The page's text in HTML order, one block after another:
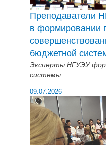
Преподаватели
в формировании
бюджетной
Эксперты НГУЭУ
системы
09.07.2026